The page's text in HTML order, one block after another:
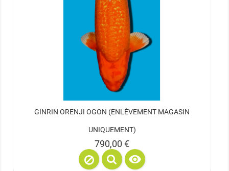
GINRIN ORENJI OGON (ENLÈVEMENT MAGASIN
UNIQUEMENT)
Prix
790,00 €
